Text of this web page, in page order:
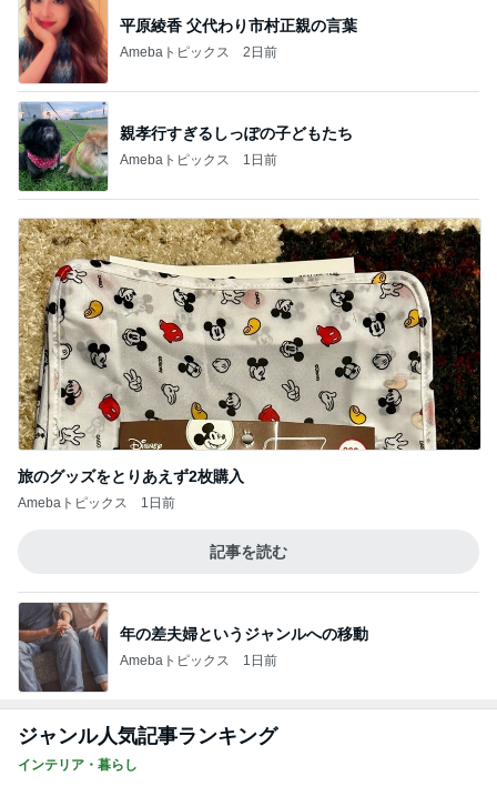
平原綾香 父代わり市村正親の言葉
Amebaトピックス 2日前
親孝行すぎるしっぽの子どもたち
Amebaトピックス 1日前
旅のグッズをとりあえず2枚購入
Amebaトピックス 1日前
記事を読む
年の差夫婦というジャンルへの移動
Amebaトピックス 1日前
ジャンル人気記事ランキング
インテリア・暮らし